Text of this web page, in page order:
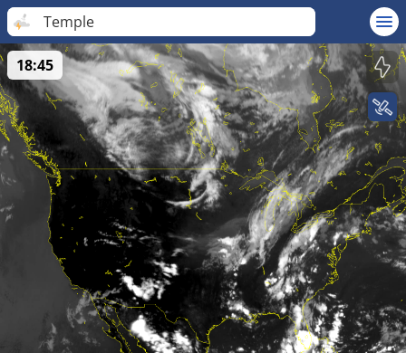
Temple
18:45